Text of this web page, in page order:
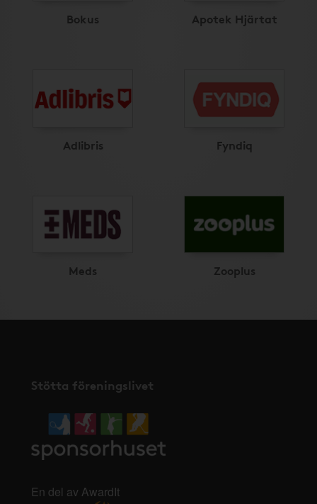
Bokus Apotek Hjärtat
Adlibris Fyndiq
Meds Zooplus
Stötta föreningslivet
En del av AwardIt